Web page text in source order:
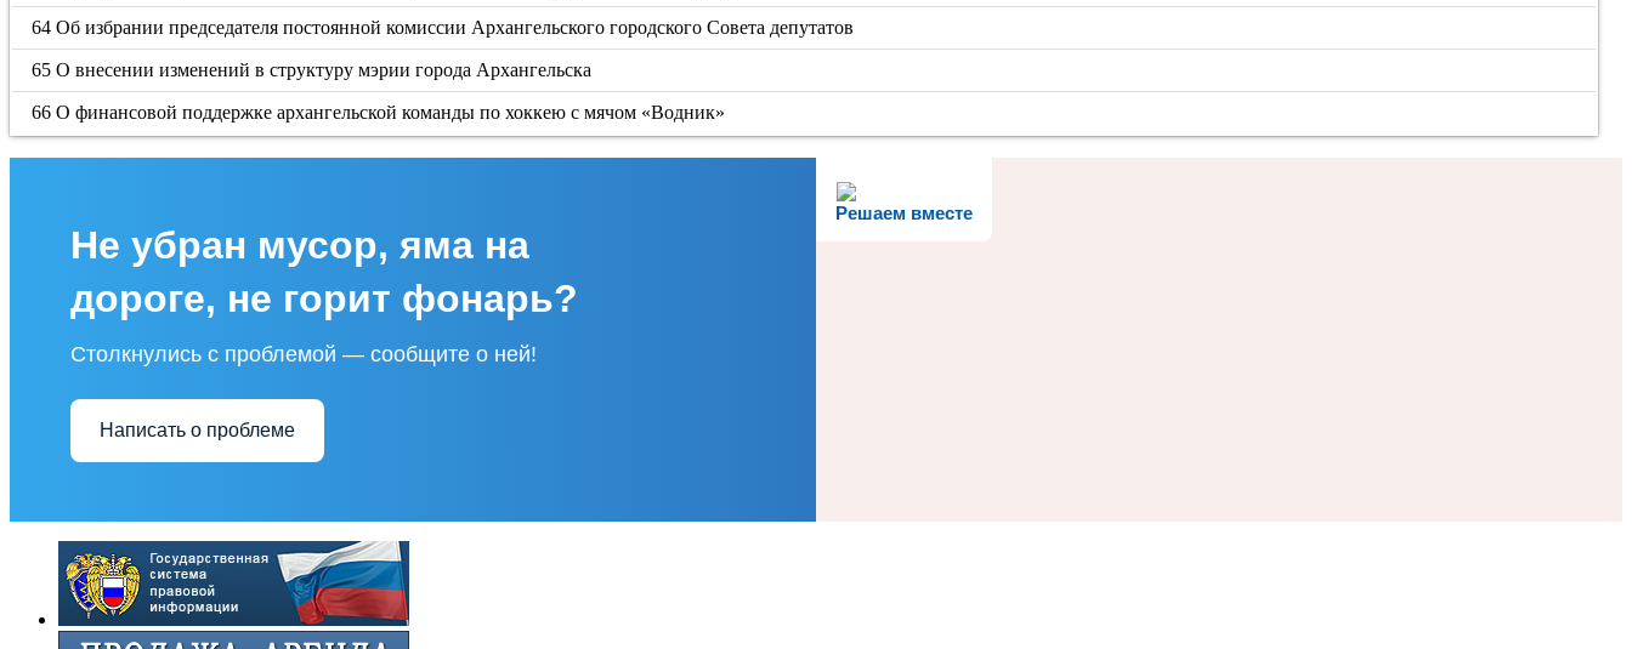
64 Об избрании председателя постоянной комиссии Архангельского городского Совета депутатов
65 О внесении изменений в структуру мэрии города Архангельска
66 О финансовой поддержке архангельской команды по хоккею с мячом «Водник»
Решаем вместе
Не убран мусор, яма на
дороге, не горит фонарь?
Столкнулись с проблемой — сообщите о ней!
Написать о проблеме